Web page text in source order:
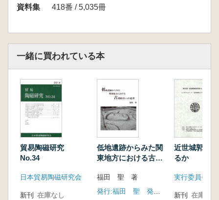
「浜 田」 榊原博英
「米 子」 佐伯純也
「松 江」 小山泰生
「津和野」 宮田健一
資料集
418番 / 5,035冊
一緒に買われている本
貿易陶磁研究
No.34
日本貿易陶磁研究会
新刊 在庫なし
低地遺跡からみた関
東地方における古墳
福田 聖 著
発行:福田 聖 発売:六一書房
近世城郭を
るか
新刊 在庫なし